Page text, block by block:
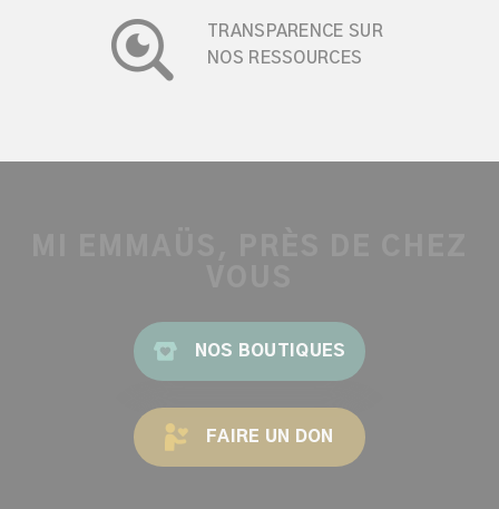
TRANSPARENCE SUR
NOS RESSOURCES
NOS BOUTIQUES
FAIRE UN DON